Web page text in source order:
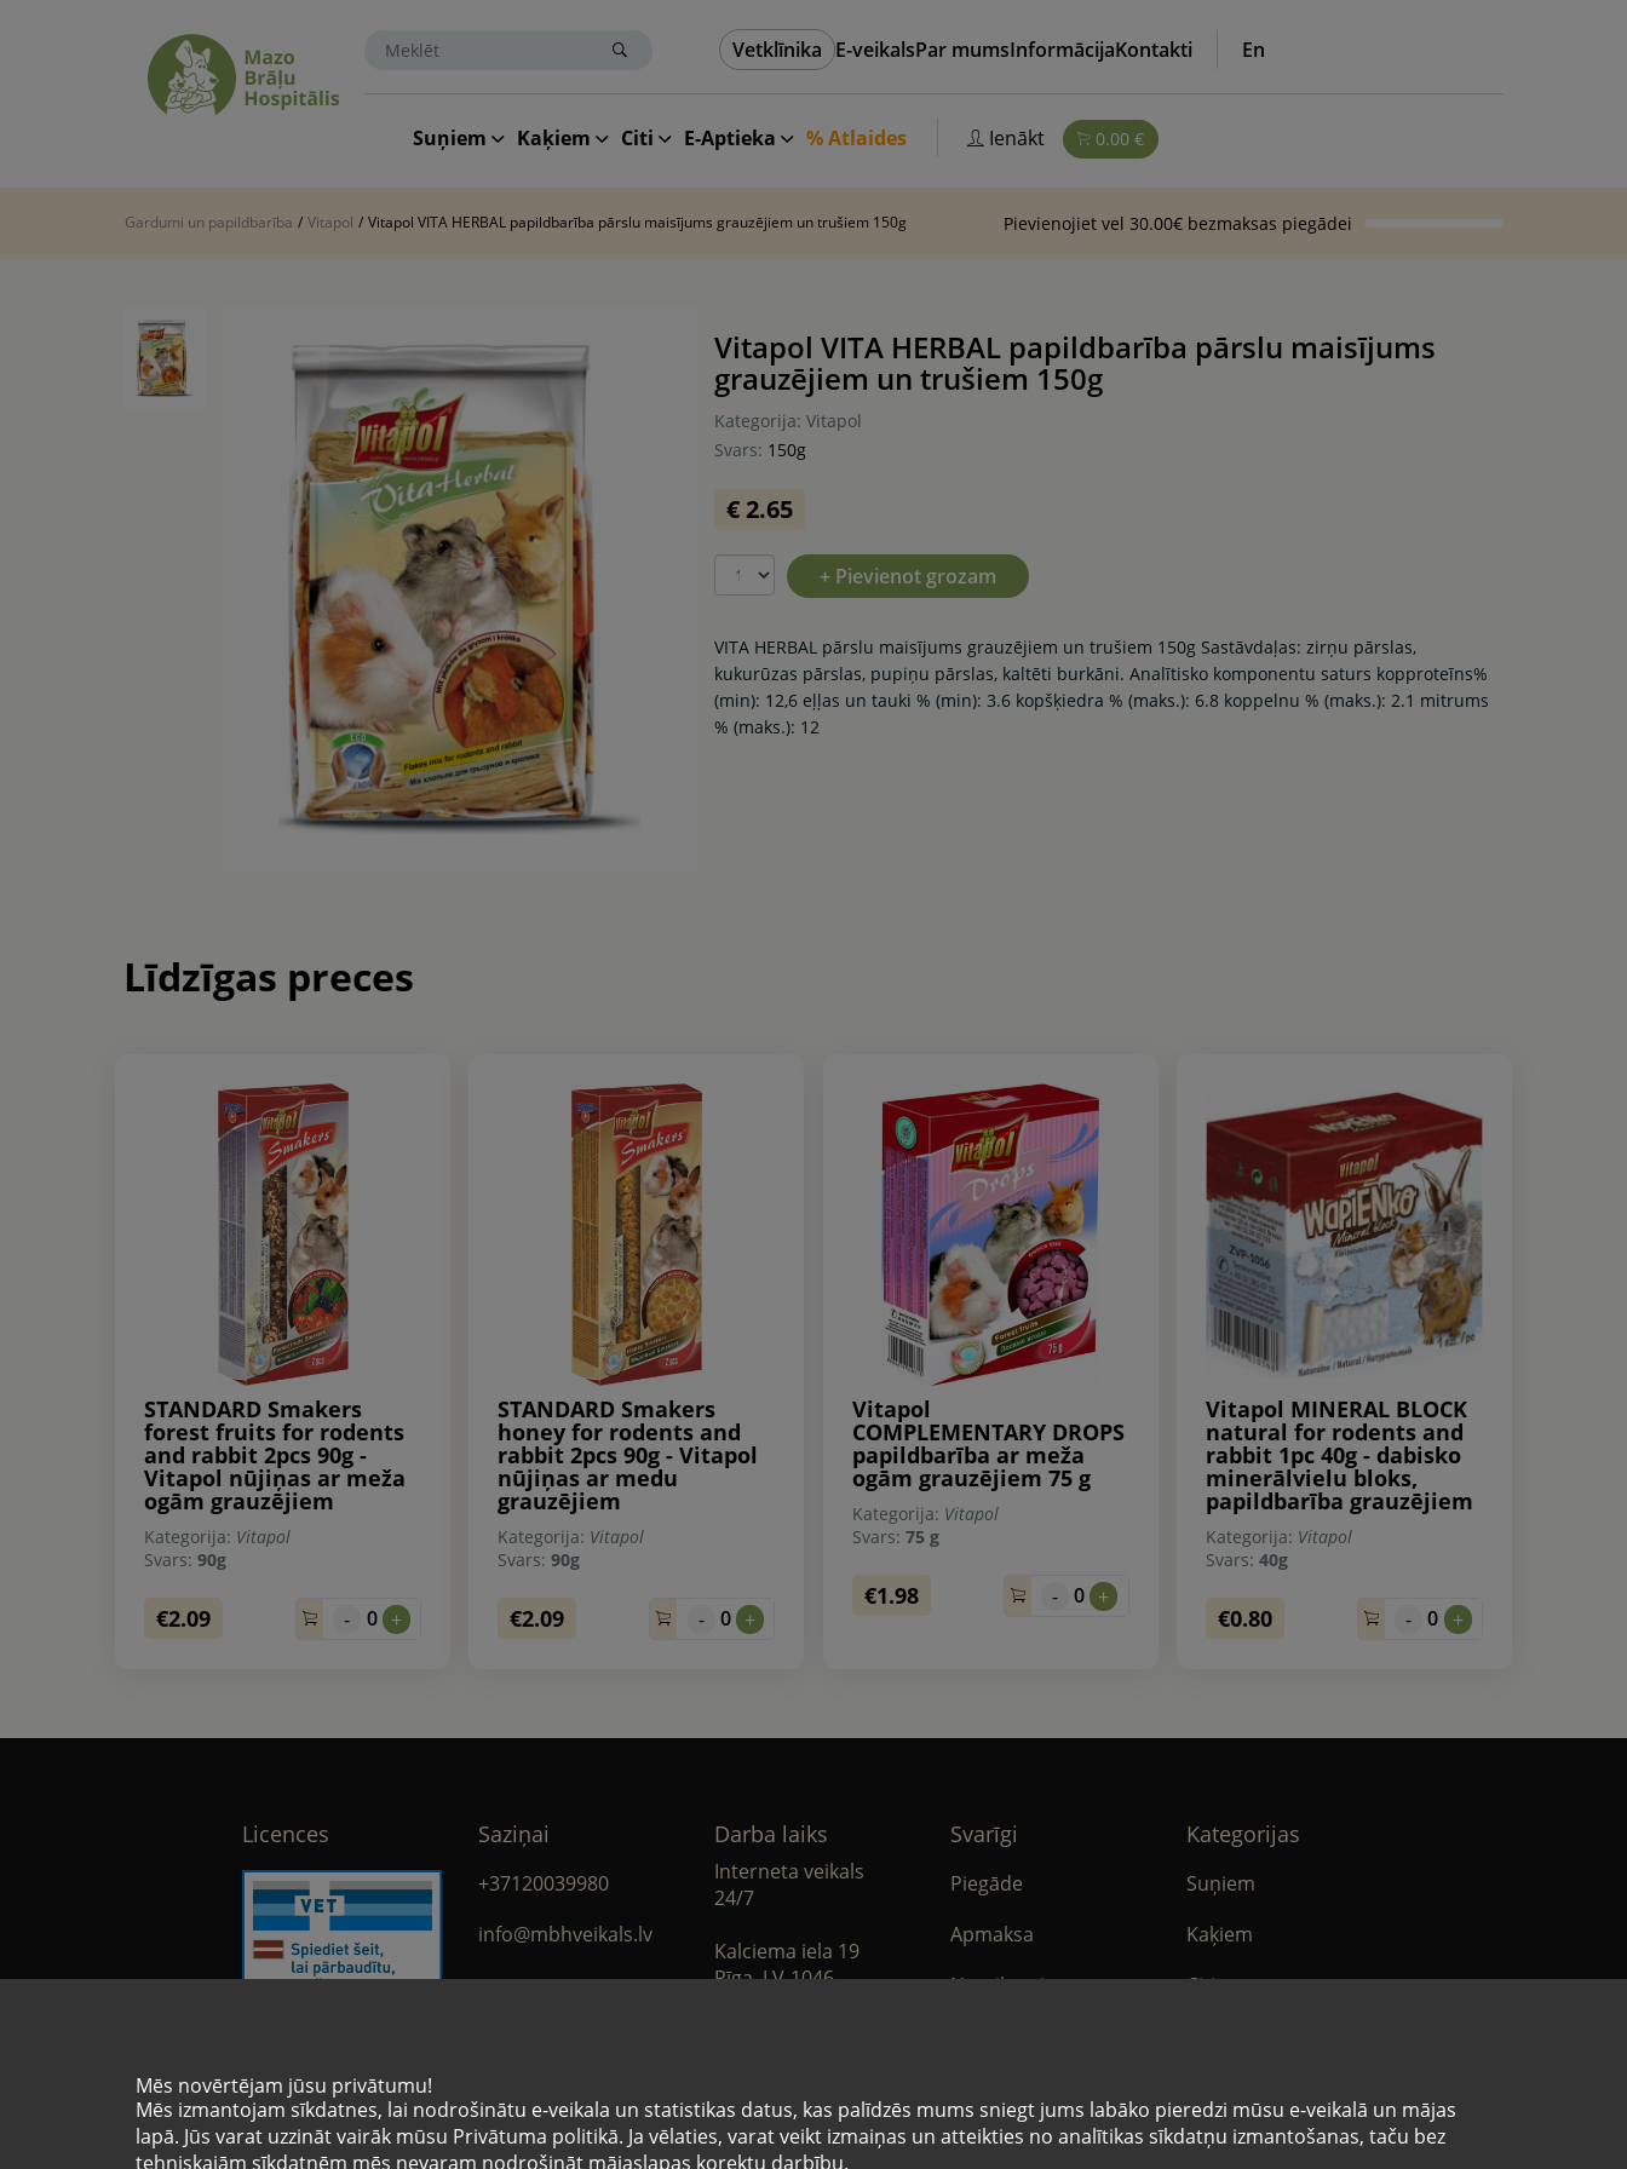
Mēs novērtējam jūsu privātumu!
Mēs izmantojam sīkdatnes, lai nodrošinātu e-veikala un statistikas datus, kas palīdzēs mums sniegt jums labāko pieredzi mūsu e-veikalā un mājas
lapā. Jūs varat uzzināt vairāk mūsu Privātuma politikā. Ja vēlaties, varat veikt izmaiņas un atteikties no analītikas sīkdatņu izmantošanas, taču bez
tehniskajām sīkdatnēm mēs nevaram nodrošināt mājaslapas korektu darbību.
Vetklīnika E-veikalsPar mumsInformācijaKontakti En
Suņiem Kaķiem Citi E-Aptieka % Atlaides Ienākt 0.00 €
Pievienojiet vel 30.00€ bezmaksas piegādei
Gardumi un papildbarība / Vitapol / Vitapol VITA HERBAL papildbarība pārslu maisījums grauzējiem un trušiem 150g
Vitapol VITA HERBAL papildbarība pārslu maisījums
grauzējiem un trušiem 150g
Kategorija: Vitapol
Svars: 150g
€ 2.65
+ Pievienot grozam
VITA HERBAL pārslu maisījums grauzējiem un trušiem 150g Sastāvdaļas: zirņu pārslas,
kukurūzas pārslas, pupiņu pārslas, kaltēti burkāni. Analītisko komponentu saturs kopproteīns%
(min): 12,6 eļļas un tauki % (min): 3.6 kopšķiedra % (maks.): 6.8 koppelnu % (maks.): 2.1 mitrums
% (maks.): 12
Līdzīgas preces
STANDARD Smakers
forest fruits for rodents
and rabbit 2pcs 90g -
Vitapol nūjiņas ar meža
ogām grauzējiem
Kategorija: Vitapol
Svars:90g
€2.09 - 0 +
STANDARD Smakers
honey for rodents and
rabbit 2pcs 90g - Vitapol
nūjiņas ar medu
grauzējiem
Kategorija: Vitapol
Svars:90g
€2.09 - 0 +
Vitapol
COMPLEMENTARY DROPS
papildbarība ar meža
ogām grauzējiem 75 g
Kategorija: Vitapol
Svars: 75 g
€1.98 - 0 +
Vitapol MINERAL BLOCK
natural for rodents and
rabbit 1pc 40g - dabisko
minerālvielu bloks,
papildbarība grauzējiem
Kategorija: Vitapol
Svars: 40g
€0.80 - 0 +
Licences
Licences numurs
VA-9936453
Saziņai
+37120039980
info@mbhveikals.lv
Darba laiks
Interneta veikals
24/7
Kalciema iela 19
Rīga, LV-1046
Svarīgi
Piegāde
Apmaksa
Noteikumi
Kategorijas
Suņiem
Kaķiem
Citi